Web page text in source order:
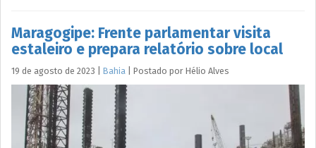
Maragogipe: Frente parlamentar visita
estaleiro e prepara relatório sobre local
19 de agosto de 2023 Bahia Postado por Hélio Alves